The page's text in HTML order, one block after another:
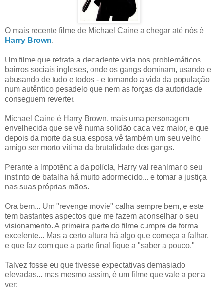
O mais recente filme de Michael Caine a chegar até nós é
Harry Brown.
Um filme que retrata a decadente vida nos problemáticos
bairros sociais ingleses, onde os gangs dominam, usando e
abusando de tudo e todos - e tornando a vida da população
num autêntico pesadelo que nem as forças da autoridade
conseguem reverter.
Michael Caine é Harry Brown, mais uma personagem
envelhecida que se vê numa solidão cada vez maior, e que
depois da morte da sua esposa vê também um seu velho
amigo ser morto vítima da brutalidade dos gangs.
Perante a impotência da polícia, Harry vai reanimar o seu
instinto de batalha há muito adormecido... e tomar a justiça
nas suas próprias mãos.
Ora bem... Um "revenge movie" calha sempre bem, e este
tem bastantes aspectos que me fazem aconselhar o seu
visionamento. A primeira parte do filme cumpre de forma
excelente... Mas a certo altura há algo que começa a falhar,
e que faz com que a parte final fique a "saber a pouco."
Talvez fosse eu que tivesse expectativas demasiado
elevadas... mas mesmo assim, é um filme que vale a pena
ver: